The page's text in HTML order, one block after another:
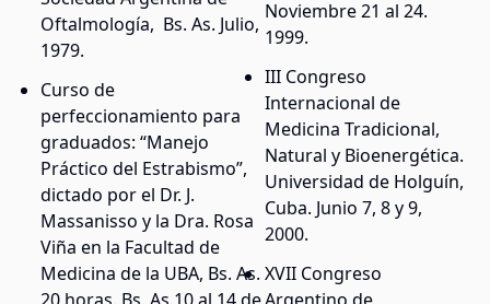
Oftalmología, Bs. As. Julio,
1979.
Curso de
perfeccionamiento para
graduados: “Manejo
Práctico del Estrabismo”,
dictado por el Dr. J.
Massanisso y la Dra. Rosa
Viña en la Facultad de
Medicina de la UBA, Bs. As.
Noviembre 21 al 24.
1999.
III Congreso
Internacional de
Medicina Tradicional,
Natural y Bioenergética.
Universidad de Holguín,
Cuba. Junio 7, 8 y 9,
2000.
XVII Congreso